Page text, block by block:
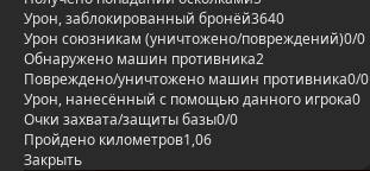
Урон, заблокированный бронёй3640
Урон союзникам (уничтожено/повреждений)0/0
Обнаружено машин противника2
Повреждено/уничтожено машин противника0/0
Урон, нанесённый с помощью данного игрока0
Очки захвата/защиты базы0/0
Пройдено километров1,06
Закрыть